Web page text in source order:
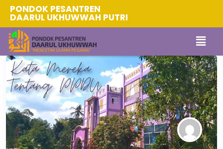
PONDOK PESANTREN
DAARUL UKHUWWAH PUTRI